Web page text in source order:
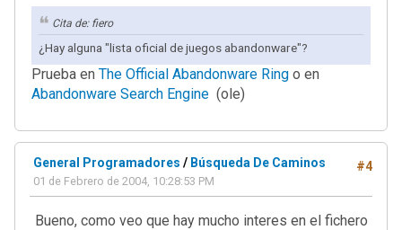
Cita de: fiero
¿Hay alguna "lista oficial de juegos abandonware"?
Prueba en The Official Abandonware Ring o en
Abandonware Search Engine (ole)
#4
General Programadores / Búsqueda De Caminos
01 de Febrero de 2004, 10:28:53 PM
Bueno, como veo que hay mucho interes en el fichero